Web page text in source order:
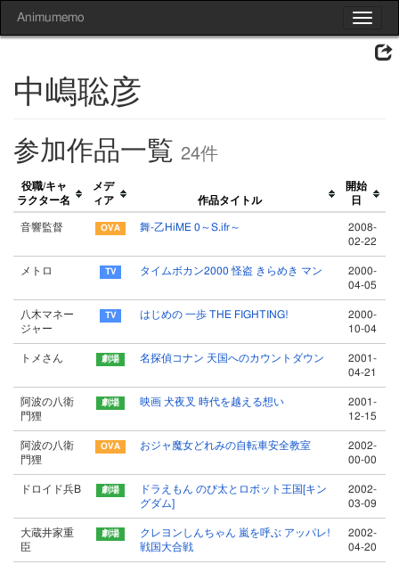
Toggle
Animumemo
中嶋聡彦
参加作品一覧 24件
役職/キャ
ラクター名
メデ
ィア
作品タイトル
開始
日
音響監督 舞-乙HiME 0～S.ifr～
2008-
02-22
メトロ タイムボカン2000 怪盗 きらめき マン
2000-
04-05
八木マネー
ジャー
はじめの 一歩 THE FIGHTING!
2000-
10-04
トメさん 名探偵コナン 天国へのカウントダウン
2001-
04-21
阿波の八衛
門狸
映画 犬夜叉 時代を越える想い
2001-
12-15
阿波の八衛
門狸
おジャ魔女どれみの自転車安全教室
2002-
00-00
ドロイド兵B
ドラえもん のび太とロボット王国[キン
グダム]
2002-
03-09
大蔵井家重
臣
クレヨンしんちゃん 嵐を呼ぶ アッパレ!
戦国大合戦
2002-
04-20